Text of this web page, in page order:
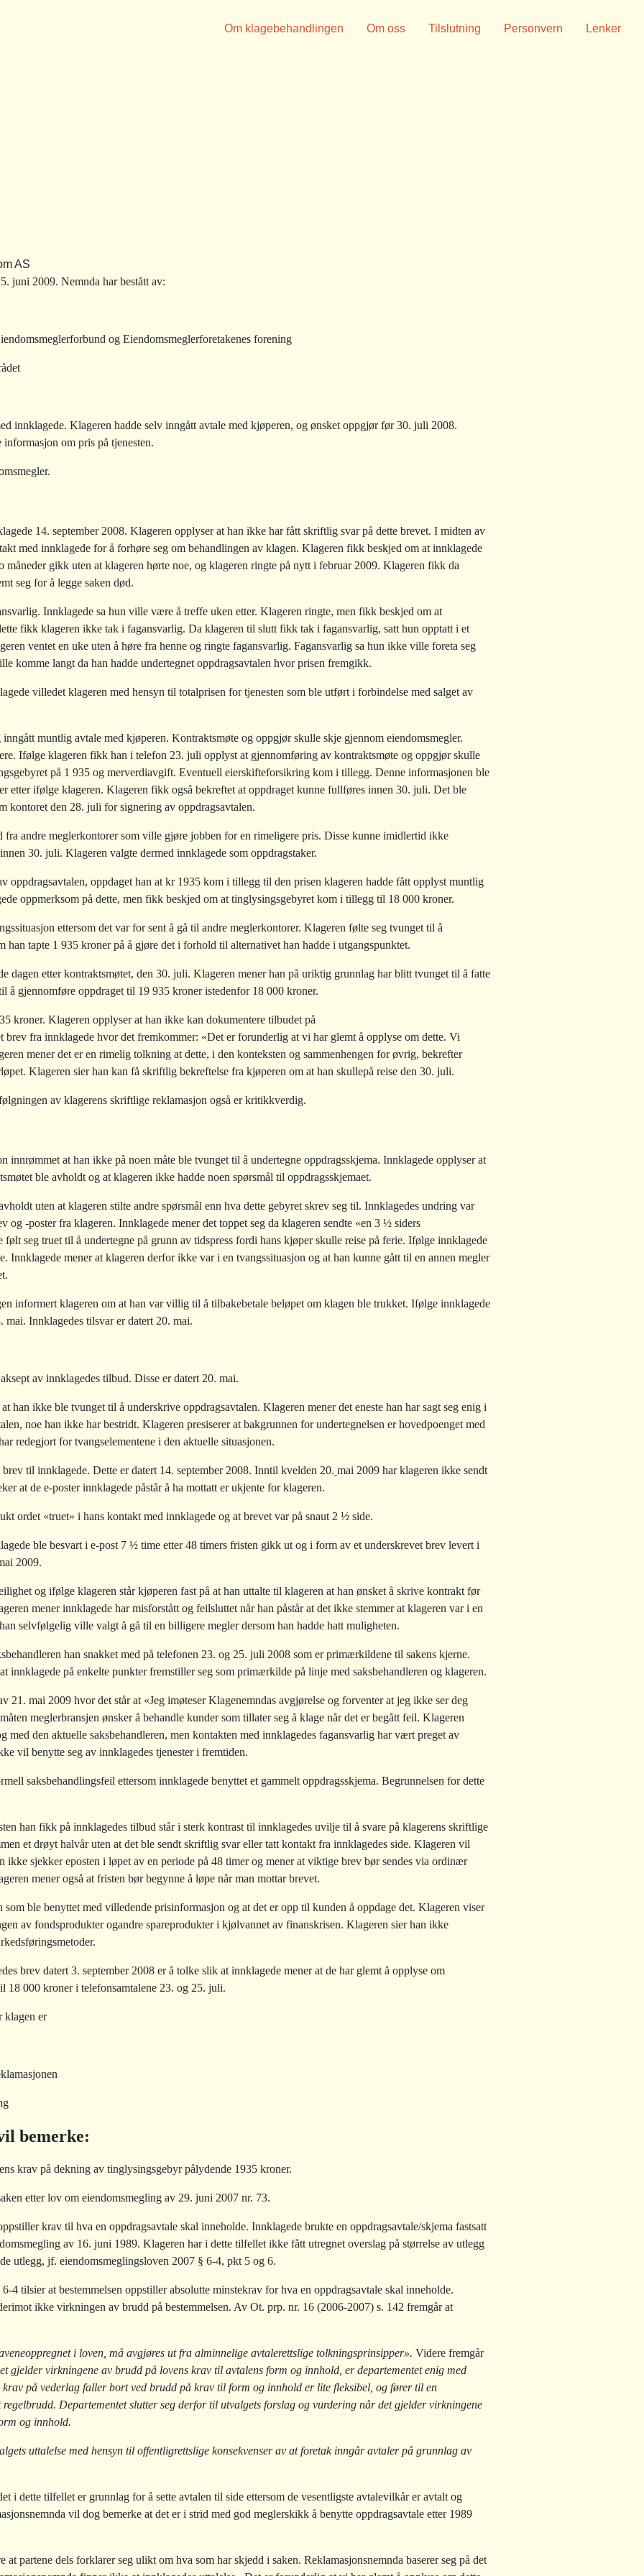
Om klagebehandlingen Om oss Tilslutning Personvern Lenker
AS
juni 2009. Nemnda har bestått av:
og Eiendomsmeglerforetakenes forening
innklagede. Klageren hadde selv inngått avtale med kjøperen, og ønsket oppgjør før 30. juli 2008.
om pris på tjenesten.
14. september 2008. Klageren opplyser at han ikke har fått skriftlig svar på dette brevet. I midten av
med innklagede for å forhøre seg om behandlingen av klagen. Klageren fikk beskjed om at innklagede
måneder gikk uten at klageren hørte noe, og klageren ringte på nytt i februar 2009. Klageren fikk da
seg for å legge saken død.
Innklagede sa hun ville være å treffe uken etter. Klageren ringte, men fikk beskjed om at
fikk klageren ikke tak i fagansvarlig. Da klageren til slutt fikk tak i fagansvarlig, satt hun opptatt i et
ventet en uke uten å høre fra henne og ringte fagansvarlig. Fagansvarlig sa hun ikke ville foreta seg
komme langt da han hadde undertegnet oppdragsavtalen hvor prisen fremgikk.
villedet klageren med hensyn til totalprisen for tjenesten som ble utført i forbindelse med salget av
muntlig avtale med kjøperen. Kontraktsmøte og oppgjør skulle skje gjennom eiendomsmegler.
Ifølge klageren fikk han i telefon 23. juli opplyst at gjennomføring av kontraktsmøte og oppgjør skulle
på 1 935 og merverdiavgift. Eventuell eierskifteforsikring kom i tillegg. Denne informasjonen ble
etter ifølge klageren. Klageren fikk også bekreftet at oppdraget kunne fullføres innen 30. juli. Det ble
kontoret den 28. juli for signering av oppdragsavtalen.
fra andre meglerkontorer som ville gjøre jobben for en rimeligere pris. Disse kunne imidlertid ikke
30. juli. Klageren valgte dermed innklagede som oppdragstaker.
oppdragsavtalen, oppdaget han at kr 1935 kom i tillegg til den prisen klageren hadde fått opplyst muntlig
oppmerksom på dette, men fikk beskjed om at tinglysingsgebyret kom i tillegg til 18 000 kroner.
ettersom det var for sent å gå til andre meglerkontorer. Klageren følte seg tvunget til å
han tapte 1 935 kroner på å gjøre det i forhold til alternativet han hadde i utgangspunktet.
dagen etter kontraktsmøtet, den 30. juli. Klageren mener han på uriktig grunnlag har blitt tvunget til å fatte
å gjennomføre oppdraget til 19 935 kroner istedenfor 18 000 kroner.
kroner. Klageren opplyser at han ikke kan dokumentere tilbudet på
fra innklagede hvor det fremkommer: «Det er forunderlig at vi har glemt å opplyse om dette. Vi
mener det er en rimelig tolkning at dette, i den konteksten og sammenhengen for øvrig, bekrefter
Klageren sier han kan få skriftlig bekreftelse fra kjøperen om at han skullepå reise den 30. juli.
av klagerens skriftlige reklamasjon også er kritikkverdig.
innrømmet at han ikke på noen måte ble tvunget til å undertegne oppdragsskjema. Innklagede opplyser at
ble avholdt og at klageren ikke hadde noen spørsmål til oppdragsskjemaet.
uten at klageren stilte andre spørsmål enn hva dette gebyret skrev seg til. Innklagedes undring var
og -poster fra klageren. Innklagede mener det toppet seg da klageren sendte «en 3 ½ siders
seg truet til å undertegne på grunn av tidspress fordi hans kjøper skulle reise på ferie. Ifølge innklagede
Innklagede mener at klageren derfor ikke var i en tvangssituasjon og at han kunne gått til en annen megler
informert klageren om at han var villig til å tilbakebetale beløpet om klagen ble trukket. Ifølge innklagede
mai. Innklagedes tilsvar er datert 20. mai.
av innklagedes tilbud. Disse er datert 20. mai.
han ikke ble tvunget til å underskrive oppdragsavtalen. Klageren mener det eneste han har sagt seg enig i
noe han ikke har bestridt. Klageren presiserer at bakgrunnen for undertegnelsen er hovedpoenget med
redegjort for tvangselementene i den aktuelle situasjonen.
til innklagede. Dette er datert 14. september 2008. Inntil kvelden 20. mai 2009 har klageren ikke sendt
at de e-poster innklagede påstår å ha mottatt er ukjente for klageren.
ordet «truet» i hans kontakt med innklagede og at brevet var på snaut 2 ½ side.
ble besvart i e-post 7 ½ time etter 48 timers fristen gikk ut og i form av et underskrevet brev levert i
2009.
og ifølge klageren står kjøperen fast på at han uttalte til klageren at han ønsket å skrive kontrakt før
mener innklagede har misforstått og feilsluttet når han påstår at det ikke stemmer at klageren var i en
selvfølgelig ville valgt å gå til en billigere megler dersom han hadde hatt muligheten.
han snakket med på telefonen 23. og 25. juli 2008 som er primærkildene til sakens kjerne.
innklagede på enkelte punkter fremstiller seg som primærkilde på linje med saksbehandleren og klageren.
21. mai 2009 hvor det står at «Jeg imøteser Klagenemndas avgjørelse og forventer at jeg ikke ser deg
meglerbransjen ønsker å behandle kunder som tillater seg å klage når det er begått feil. Klageren
med den aktuelle saksbehandleren, men kontakten med innklagedes fagansvarlig har vært preget av
vil benytte seg av innklagedes tjenester i fremtiden.
saksbehandlingsfeil ettersom innklagede benyttet et gammelt oppdragsskjema. Begrunnelsen for dette
han fikk på innklagedes tilbud står i sterk kontrast til innklagedes uvilje til å svare på klagerens skriftlige
et drøyt halvår uten at det ble sendt skriftlig svar eller tatt kontakt fra innklagedes side. Klageren vil
ikke sjekker eposten i løpet av en periode på 48 timer og mener at viktige brev bør sendes via ordinær
mener også at fristen bør begynne å løpe når man mottar brevet.
som ble benyttet med villedende prisinformasjon og at det er opp til kunden å oppdage det. Klageren viser
av fondsprodukter ogandre spareprodukter i kjølvannet av finanskrisen. Klageren sier han ikke
brev datert 3. september 2008 er å tolke slik at innklagede mener at de har glemt å opplyse om
18 000 kroner i telefonsamtalene 23. og 25. juli.
klagen er
bemerke:
krav på dekning av tinglysingsgebyr pålydende 1935 kroner.
etter lov om eiendomsmegling av 29. juni 2007 nr. 73.
krav til hva en oppdragsavtale skal inneholde. Innklagede brukte en oppdragsavtale/skjema fastsatt
av 16. juni 1989. Klageren har i dette tilfellet ikke fått utregnet overslag på størrelse av utlegg
utlegg, jf. eiendomsmeglingsloven 2007 § 6-4, pkt 5 og 6.
4 tilsier at bestemmelsen oppstiller absolutte minstekrav for hva en oppdragsavtale skal inneholde.
ikke virkningen av brudd på bestemmelsen. Av Ot. prp. nr. 16 (2006-2007) s. 142 fremgår at
i loven, må avgjøres ut fra alminnelige avtalerettslige tolkningsprinsipper». Videre fremgår
gjelder virkningene av brudd på lovens krav til avtalens form og innhold, er departementet enig med
krav på vederlag faller bort ved brudd på krav til form og innhold er lite fleksibel, og fører til en
regelbrudd. Departementet slutter seg derfor til utvalgets forslag og vurdering når det gjelder virkningene
og innhold.
uttalelse med hensyn til offentligrettslige konsekvenser av at foretak inngår avtaler på grunnlag av
i dette tilfellet er grunnlag for å sette avtalen til side ettersom de vesentligste avtalevilkår er avtalt og
vil dog bemerke at det er i strid med god meglerskikk å benytte oppdragsavtale etter 1989
at partene dels forklarer seg ulikt om hva som har skjedd i saken. Reklamasjonsnemnda baserer seg på det